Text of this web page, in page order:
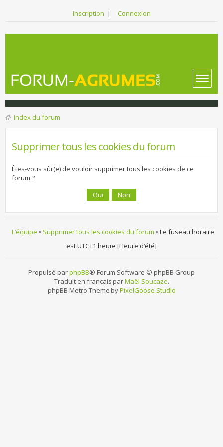
Inscription | Connexion
Index du forum
Supprimer tous les cookies du forum
Êtes-vous sûr(e) de vouloir supprimer tous les cookies de ce
forum ?
L’équipe • Supprimer tous les cookies du forum • Le fuseau horaire
est UTC+1 heure [Heure d’été]
Propulsé parphpBB® Forum Software © phpBB Group
Traduit en français parMaël Soucaze.
phpBB Metro Theme byPixelGoose Studio